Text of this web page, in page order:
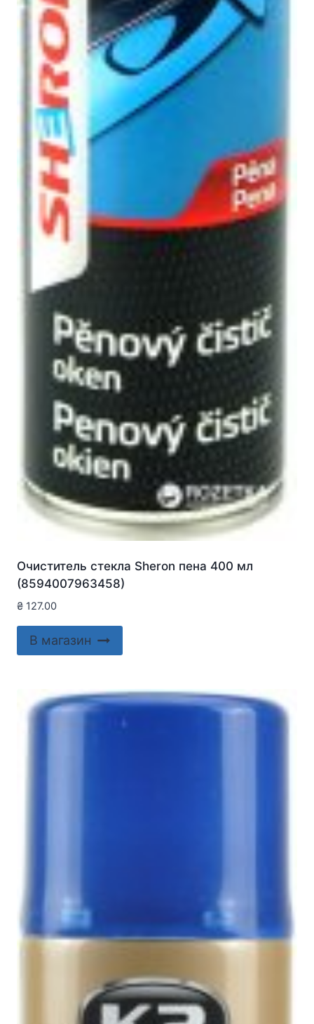
Очиститель стекла Sheron пена 400 мл
(8594007963458)
₴ 127.00
В магазин